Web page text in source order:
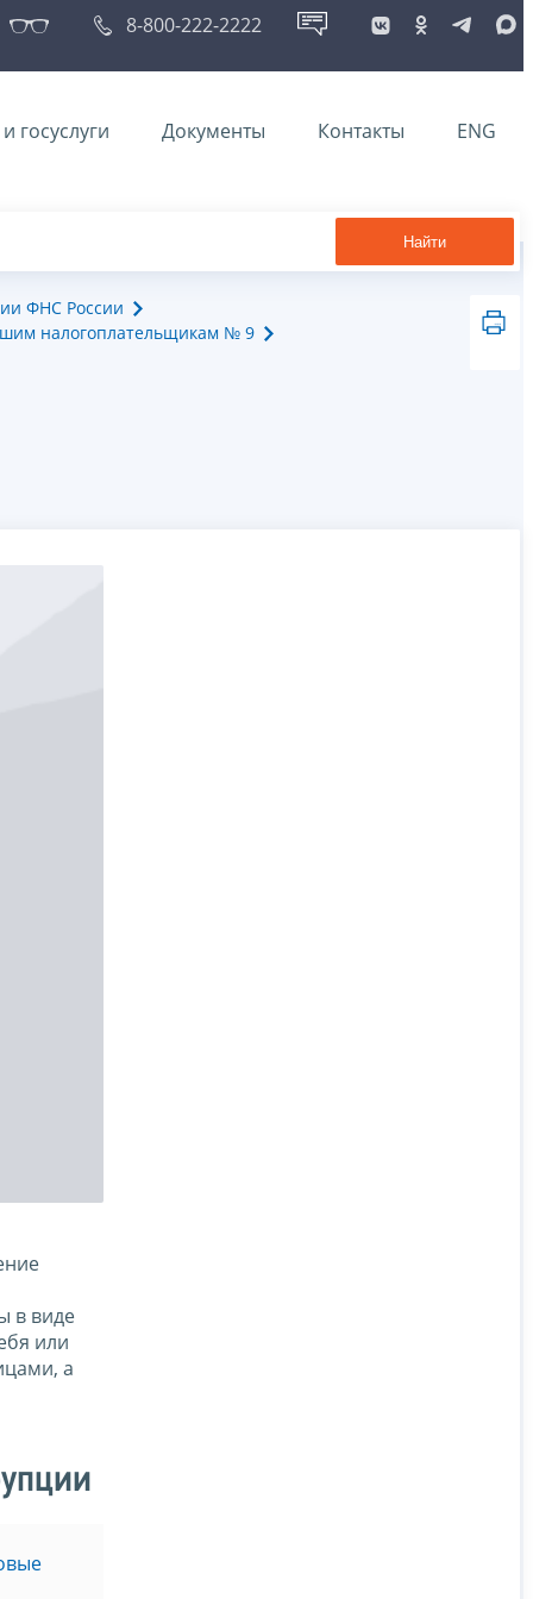
8-800-222-2222
госуслуги Документы Контакты ENG
Найти
ФНС России
налогоплательщикам № 9
в виде
или
а